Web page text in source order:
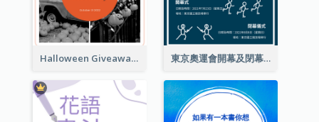
Halloween Giveaway Instagram Post 東京奧運會開幕及閉幕式Instagram帖子